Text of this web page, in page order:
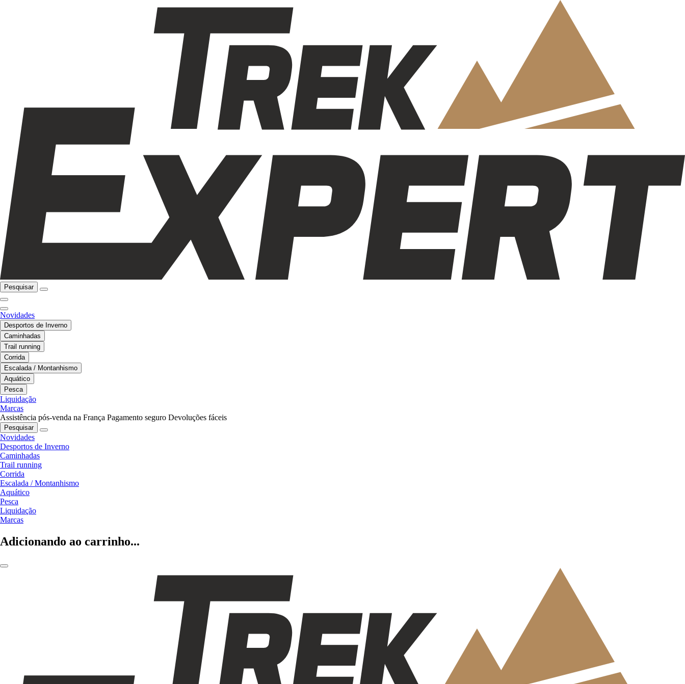
Pesquisar
Novidades
Desportos de Inverno
Caminhadas
Trail running
Corrida
Escalada / Montanhismo
Aquático
Pesca
Liquidação
Marcas
Assistência pós-venda na França Pagamento seguro Devoluções fáceis
Pesquisar
Novidades
Desportos de Inverno
Caminhadas
Trail running
Corrida
Escalada / Montanhismo
Aquático
Pesca
Liquidação
Marcas
Adicionando ao carrinho...